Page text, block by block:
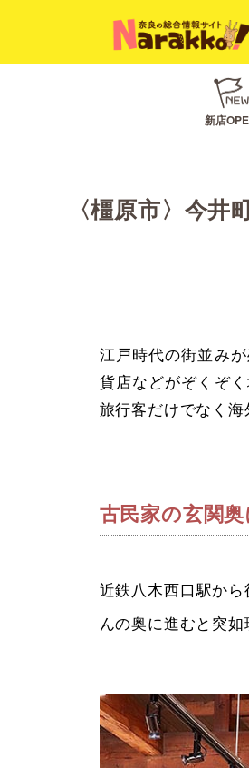
新店
〈橿原市〉今
江戸時代の街並み
貨店などがぞくぞく
旅行客だけでなく
古民家の玄関
近鉄八木西口駅か
んの奥に進むと突